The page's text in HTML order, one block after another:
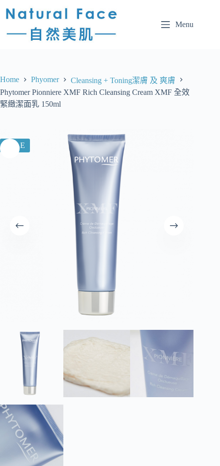
Menu
Home Phyomer
Cleansing + Toning潔膚 及 爽膚
Phytomer Pionniere XMF Rich Cleansing Cream XMF 全效
緊緻潔面乳 150ml
SALE